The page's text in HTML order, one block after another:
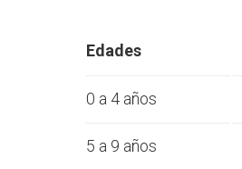
Edades
0 a 4 años
5 a 9 años